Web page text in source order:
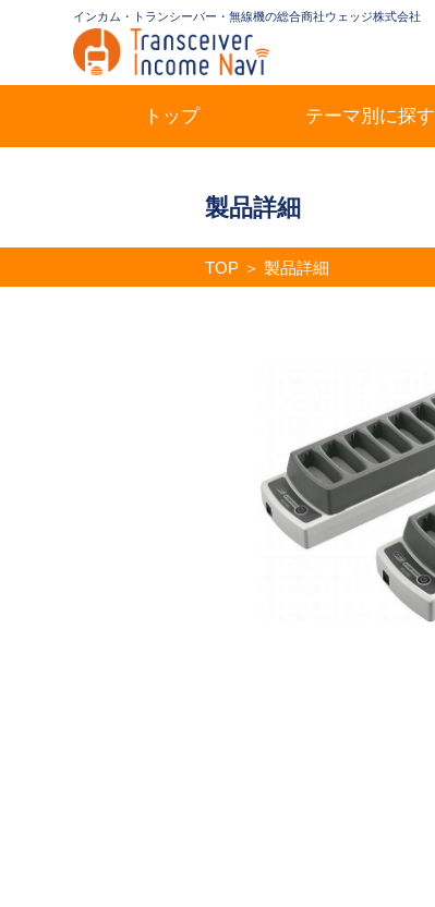
インカム・トランシーバー・無線機の総合商社ウェッジ株式会社
トップ テーマ別に探す
製品詳細
TOP ＞製品詳細